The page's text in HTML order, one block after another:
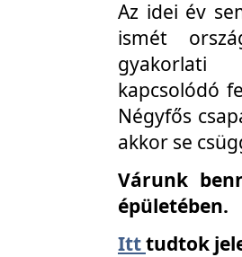
Az idei év
ismét
gyakorlati
kapcsolódó
Négyfős
akkor se
Várunk
épületében.
Itttudtok